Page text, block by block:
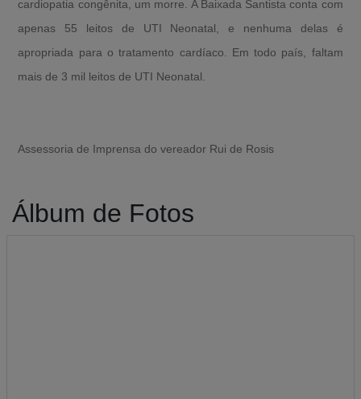
cardiopatia congênita, um morre. A Baixada Santista conta com
apenas 55 leitos de UTI Neonatal, e nenhuma delas é
apropriada para o tratamento cardíaco. Em todo país, faltam
mais de 3 mil leitos de UTI Neonatal.
Assessoria de Imprensa do vereador Rui de Rosis
Álbum de Fotos